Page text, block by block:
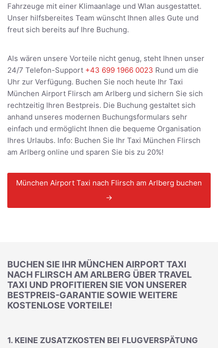
Fahrzeuge mit einer Klimaanlage und Wlan ausgestattet.
Unser hilfsbereites Team wünscht Ihnen alles Gute und
freut sich bereits auf Ihre Buchung.
Als wären unsere Vorteile nicht genug, steht Ihnen unser
24/7 Telefon-Support +43 699 1966 0023 Rund um die
Uhr zur Verfügung. Buchen Sie noch heute Ihr Taxi
München Airport Flirsch am Arlberg und sichern Sie sich
rechtzeitig Ihren Bestpreis. Die Buchung gestaltet sich
anhand unseres modernen Buchungsformulars sehr
einfach und ermöglicht Ihnen die bequeme Organisation
Ihres Urlaubs. Info: Buchen Sie Ihr Taxi München Flirsch
am Arlberg online und sparen Sie bis zu 20%!
München Airport Taxi nach Flirsch am Arlberg buchen
→
BUCHEN SIE IHR MÜNCHEN AIRPORT TAXI
NACH FLIRSCH AM ARLBERG ÜBER TRAVEL
TAXI UND PROFITIEREN SIE VON UNSERER
BESTPREIS-GARANTIE SOWIE WEITERE
KOSTENLOSE VORTEILE!
1. KEINE ZUSATZKOSTEN BEI FLUGVERSPÄTUNG